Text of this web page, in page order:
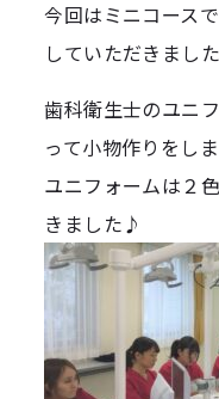
今回はミニコース
していただきました
歯科衛生士のユニ
って小物作りをし
ユニフォームは２
きました♪